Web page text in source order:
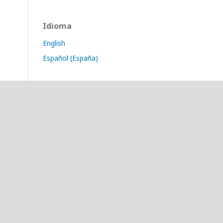
Idioma
English
Español (España)